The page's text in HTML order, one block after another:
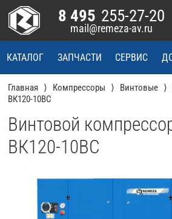
КАТАЛОГ ЗАПЧАСТИ СЕРВИС
8 495 255-27-20
mail@remeza-av.ru
Главная Компрессоры Винтовые
ВК120-10ВС
Винтовой
ВК120-10ВС